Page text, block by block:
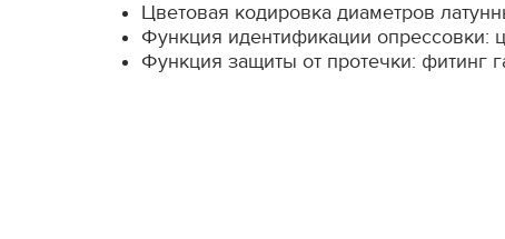
Цветовая кодировка диаметров
Функция идентификации опрессовки:
Функция защиты от протечки: фитинг